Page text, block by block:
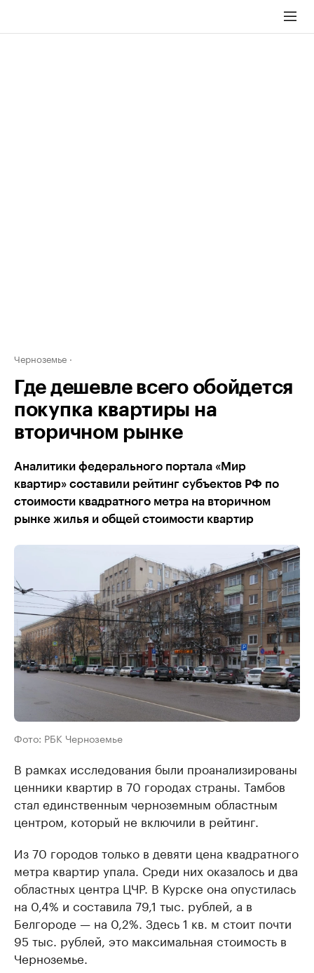
Черноземье
Где дешевле всего обойдется
покупка квартиры на
вторичном рынке
Аналитики федерального портала «Мир
квартир» составили рейтинг субъектов РФ по
стоимости квадратного метра на вторичном
рынке жилья и общей стоимости квартир
Фото: РБК Черноземье
В рамках исследования были проанализированы
ценники квартир в 70 городах страны. Тамбов
стал единственным черноземным областным
центром, который не включили в рейтинг.
Из 70 городов только в девяти цена квадратного
метра квартир упала. Среди них оказалось и два
областных центра ЦЧР. В Курске она опустилась
на 0,4% и составила 79,1 тыс. рублей, а в
Белгороде — на 0,2%. Здесь 1 кв. м стоит почти
95 тыс. рублей, это максимальная стоимость в
Черноземье.